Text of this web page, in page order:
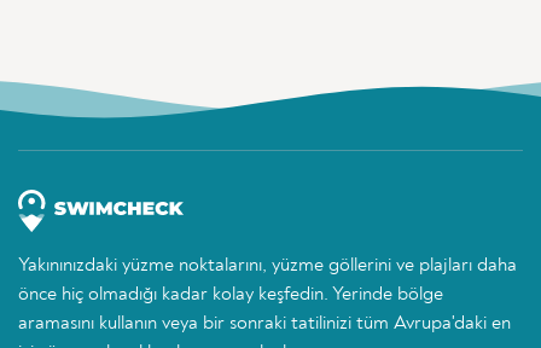
Yakınınızdaki yüzme noktalarını, yüzme göllerini ve plajları daha
önce hiç olmadığı kadar kolay keşfedin. Yerinde bölge
aramasını kullanın veya bir sonraki tatilinizi tüm Avrupa'daki en